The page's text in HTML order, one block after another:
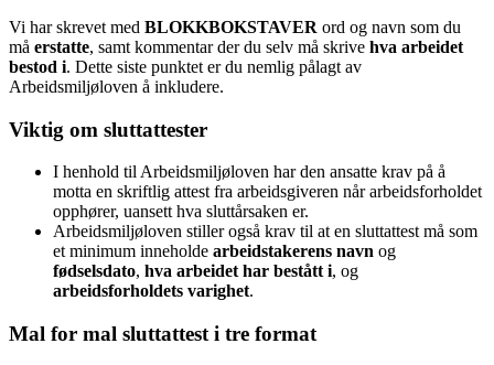
Vi har skrevet med BLOKKBOKSTAVER ord og navn som du
må erstatte, samt kommentar der du selv må skrive hva arbeidet
bestod i. Dette siste punktet er du nemlig pålagt av
Arbeidsmiljøloven å inkludere.
Viktig om sluttattester
I henhold til Arbeidsmiljøloven har den ansatte krav på å
motta en skriftlig attest fra arbeidsgiveren når arbeidsforholdet
opphører, uansett hva sluttårsaken er.
Arbeidsmiljøloven stiller også krav til at en sluttattest må som
et minimum inneholde arbeidstakerens navn og
fødselsdato, hva arbeidet har bestått i, og
arbeidsforholdets varighet.
Mal for mal sluttattest i tre format